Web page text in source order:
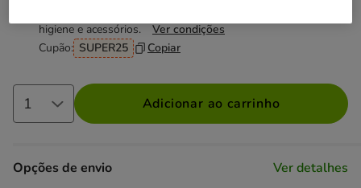
higiene e acessórios. Ver condições
Cupão: SUPER25 Copiar
Adicionar ao carrinho
Opções de envio Ver detalhes